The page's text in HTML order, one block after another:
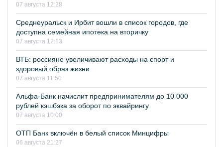
07 августа 12:28
Среднеуральск и Ирбит вошли в список городов, где
доступна семейная ипотека на вторичку
07 августа 12:13
ВТБ: россияне увеличивают расходы на спорт и
здоровый образ жизни
07 августа 11:50
Альфа-Банк начислит предпринимателям до 10 000
рублей кэшбэка за оборот по эквайрингу
07 августа 10:00
ОТП Банк включён в белый список Минцифры
06 августа 21:27